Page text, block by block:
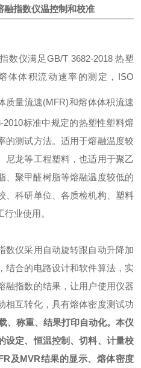
融指数仪温控制和校准
数仪满足GB/T 3682-2018热塑
体体积流动速率的测定， ISO
质量流速(MFR)和熔体体积流速
2010标准中规定的热塑性塑料熔
的测试方法。适用于熔融温度较
尼龙等工程塑料，也适用于聚乙
、聚甲醛树脂等熔融温度较低的
、科研单位、各质检机构、塑料
业使用。
数仪采用自动旋转跟自动升降加
结合的电路设计和软件算法， 实
融指数的结果，让用户使用仪器
相互转化，具有熔体密度测试功
、称重、结果打印自动化。本仪
设定、恒温控制、切料、计量校
及MVR结果的显示、熔体密度